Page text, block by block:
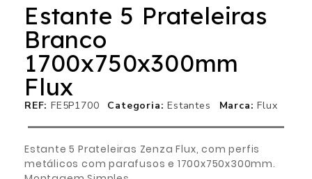
Estante 5 Prateleiras
Branco
1700x750x300mm
Flux
REF FE5P1700 Categoria Estantes Marca Flux
Estante 5 Prateleiras Zenza Flux, com perfis
metálicos com parafusos e 1700x750x300mm.